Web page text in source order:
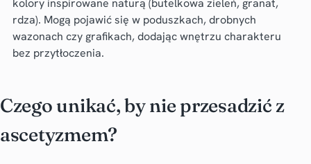
kolory inspirowane naturą (butelkowa zieleń, granat,
rdza). Mogą pojawić się w poduszkach, drobnych
wazonach czy grafikach, dodając wnętrzu charakteru
bez przytłoczenia.
Czego unikać, by nie przesadzić z
ascetyzmem?